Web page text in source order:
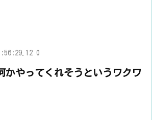
0
かやってくれそうというワクワ